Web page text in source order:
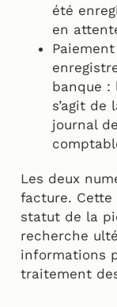
été
en
banque :
s’agit de
journal
Les deux
facture.
statut de la
recherche
informations
traitement